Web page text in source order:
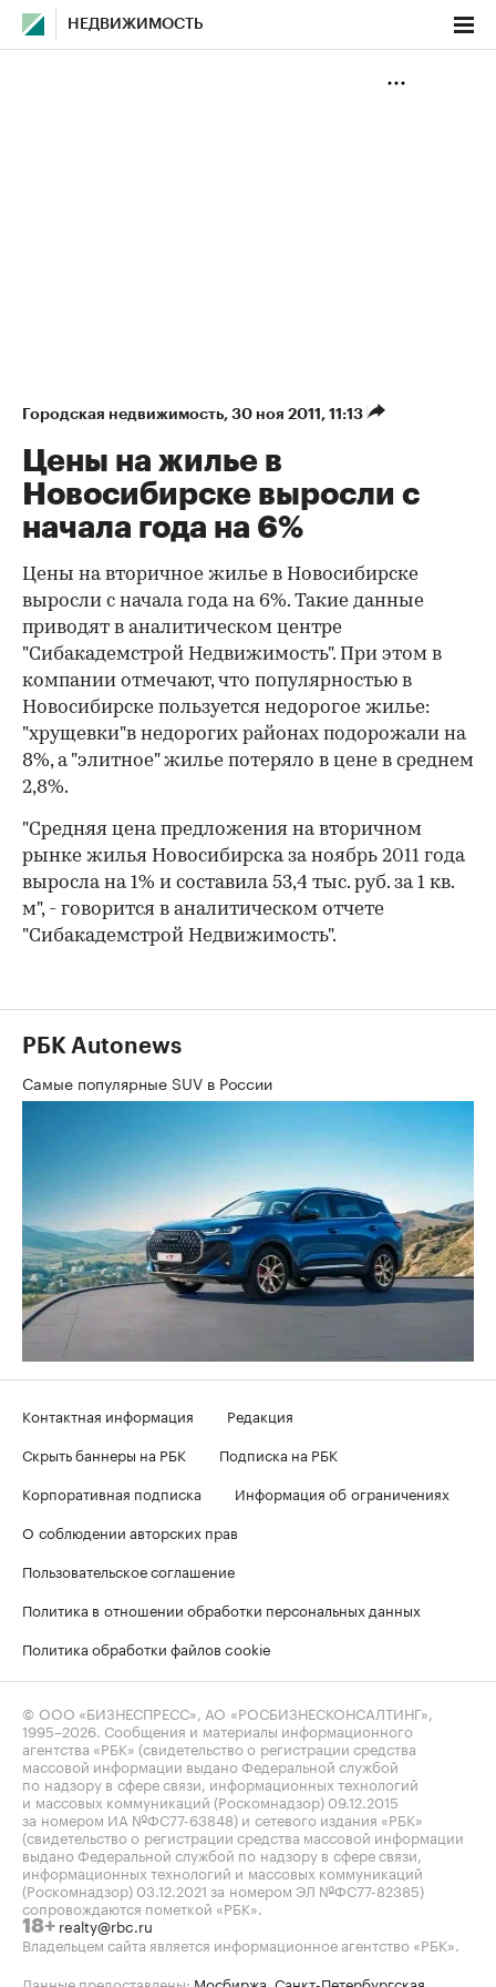
НЕДВИЖИМОСТЬ
Городская недвижимость⁠, 30 ноя 2011, 11:13
Цены на жилье в
Новосибирске выросли с
начала года на 6%
Цены на вторичное жилье в Новосибирске
выросли с начала года на 6%. Такие данные
приводят в аналитическом центре
"Сибакадемстрой Недвижимость". При этом в
компании отмечают, что популярностью в
Новосибирске пользуется недорогое жилье:
"хрущевки"в недорогих районах подорожали на
8%, а "элитное" жилье потеряло в цене в среднем
2,8%.
"Средняя цена предложения на вторичном
рынке жилья Новосибирска за ноябрь 2011 года
выросла на 1% и составила 53,4 тыс. руб. за 1 кв.
м", - говорится в аналитическом отчете
"Сибакадемстрой Недвижимость".
РБК Autonews
Самые популярные SUV в России
Контактная информация
Редакция
Скрыть баннеры на РБК
Подписка на РБК
Корпоративная подписка
Информация об ограничениях
О соблюдении авторских прав
Пользовательское соглашение
Политика в отношении обработки персональных данных
Политика обработки файлов cookie
© ООО «БИЗНЕСПРЕСС», АО «РОСБИЗНЕСКОНСАЛТИНГ»,
1995–2026. Сообщения и материалы информационного
агентства «РБК» (свидетельство о регистрации средства
массовой информации выдано Федеральной службой
по надзору в сфере связи, информационных технологий
и массовых коммуникаций (Роскомнадзор) 09.12.2015
за номером ИА №ФС77-63848) и сетевого издания «РБК»
(свидетельство о регистрации средства массовой информации
выдано Федеральной службой по надзору в сфере связи,
информационных технологий и массовых коммуникаций
(Роскомнадзор) 03.12.2021 за номером ЭЛ №ФС77-82385)
сопровождаются пометкой «РБК».
18+ realty@rbc.ru
Владельцем сайта является информационное агентство «РБК».
Данные предоставлены: Мосбиржа Санкт-Петербургская